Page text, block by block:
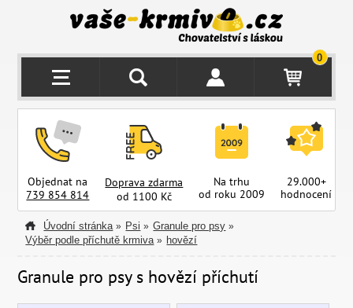
0
Objednat na
739 854 814
Doprava zdarma
od 1100 Kč
Na trhu
od roku 2009
29.000+
hodnocení
Úvodní stránka » Psi » Granule pro psy »
Výběr podle příchutě krmiva » hovězí
Granule pro psy s hovězí příchutí